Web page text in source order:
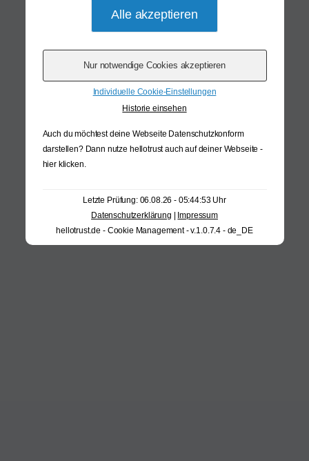
Individuelle Cookie-Einstellungen
Historie einsehen
Auch du möchtest deine Webseite Datenschutzkonform
darstellen? Dann nutze hellotrust auch auf deiner Webseite -
hier klicken
Letzte Prüfung: 06.08.26 - 05:44:53 Uhr
Datenschutzerklärung | Impressum
hellotrust.de - Cookie Management - v.1.0.7.4 - de_DE